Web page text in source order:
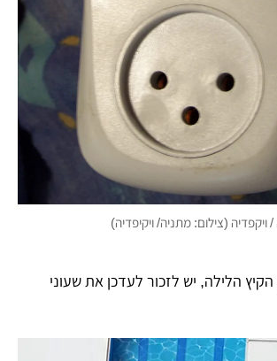
(צילום: מתניה/ ויקיפדיה)
הלילה, יש לזכור לעדכן את שעוני